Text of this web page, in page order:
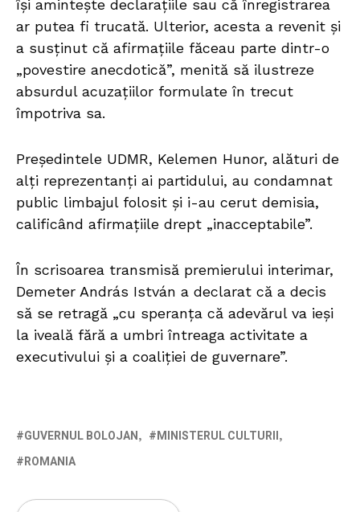
își amintește declarațiile sau că înregistrarea
ar putea fi trucată. Ulterior, acesta a revenit și
a susținut că afirmațiile făceau parte dintr-o
„povestire anecdotică”, menită să ilustreze
absurdul acuzațiilor formulate în trecut
împotriva sa.
Președintele UDMR, Kelemen Hunor, alături de
alți reprezentanți ai partidului, au condamnat
public limbajul folosit și i-au cerut demisia,
calificând afirmațiile drept „inacceptabile”.
În scrisoarea transmisă premierului interimar,
Demeter András István a declarat că a decis
să se retragă „cu speranța că adevărul va ieși
la iveală fără a umbri întreaga activitate a
executivului și a coaliției de guvernare”.
GUVERNUL BOLOJAN
MINISTERUL CULTURII
ROMANIA